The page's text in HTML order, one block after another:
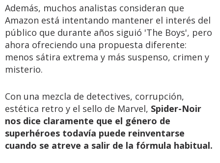
Además, muchos analistas consideran que
Amazon está intentando mantener el interés del
público que durante años siguió 'The Boys', pero
ahora ofreciendo una propuesta diferente:
menos sátira extrema y más suspenso, crimen y
misterio.
Con una mezcla de detectives, corrupción,
estética retro y el sello de Marvel, Spider-Noir
nos dice claramente que el género de
superhéroes todavía puede reinventarse
cuando se atreve a salir de la fórmula habitual.